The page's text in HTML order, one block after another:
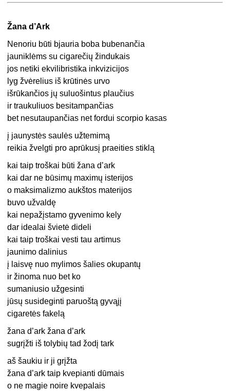
Žana d’Ark
Nenoriu būti bjauria boba bubenančia
jauniklėms su cigarečių žindukais
jos netiki ekvilibristika inkvizicijos
lyg žvėrelius iš krūtinės urvo
išrūkančios jų suluošintus plaučius
ir traukuliuos besitampančias
bet nesutaupančias net fordui scorpio kasas
į jaunystės saulės užtemimą
reikia žvelgti pro aprūkusį praeities stiklą
kai taip troškai būti žana d’ark
kai dar ne būsimų maximų isterijos
o maksimalizmo aukštos materijos
buvo užvaldę
kai nepažįstamo gyvenimo kely
dar idealai švietė dideli
kai taip troškai vesti tau artimus
jaunimo dalinius
į laisvę nuo mylimos šalies okupantų
ir žinoma nuo bet ko
sumaniusio užgesinti
jūsų susideginti paruoštą gyvąjį
cigaretės fakelą
žana d’ark žana d’ark
sugrįžti iš tolybių tad žodį tark
aš šaukiu ir ji grįžta
žana d’ark taip kvepianti dūmais
o ne magie noire kvepalais